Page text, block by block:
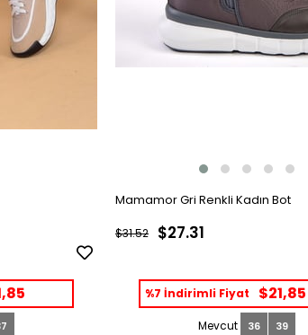
Mamamor Gri Renkli Kadın Bot
$27.31
$31.52
%7 İndirimli Fiyat $21,85
36 39